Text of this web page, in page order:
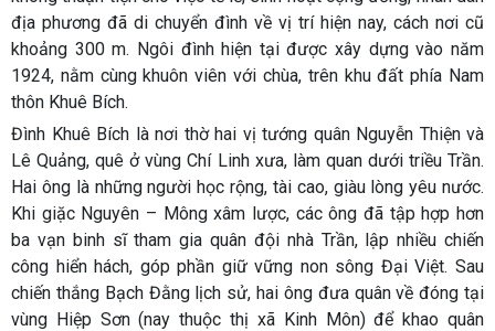
địa phương đã di chuyển đình về vị trí hiện nay, cách nơi cũ
khoảng 300 m. Ngôi đình hiện tại được xây dựng vào năm
1924, nằm cùng khuôn viên với chùa, trên khu đất phía Nam
thôn Khuê Bích.
Đình Khuê Bích là nơi thờ hai vị tướng quân Nguyễn Thiện và
Lê Quảng, quê ở vùng Chí Linh xưa, làm quan dưới triều Trần.
Hai ông là những người học rộng, tài cao, giàu lòng yêu nước.
Khi giặc Nguyên – Mông xâm lược, các ông đã tập hợp hơn
ba vạn binh sĩ tham gia quân đội nhà Trần, lập nhiều chiến
công hiển hách, góp phần giữ vững non sông Đại Việt. Sau
chiến thắng Bạch Đằng lịch sử, hai ông đưa quân về đóng tại
vùng Hiệp Sơn (nay thuộc thị xã Kinh Môn) để khao quân